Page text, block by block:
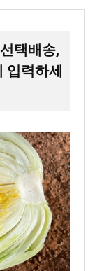
택배송,
입력하세